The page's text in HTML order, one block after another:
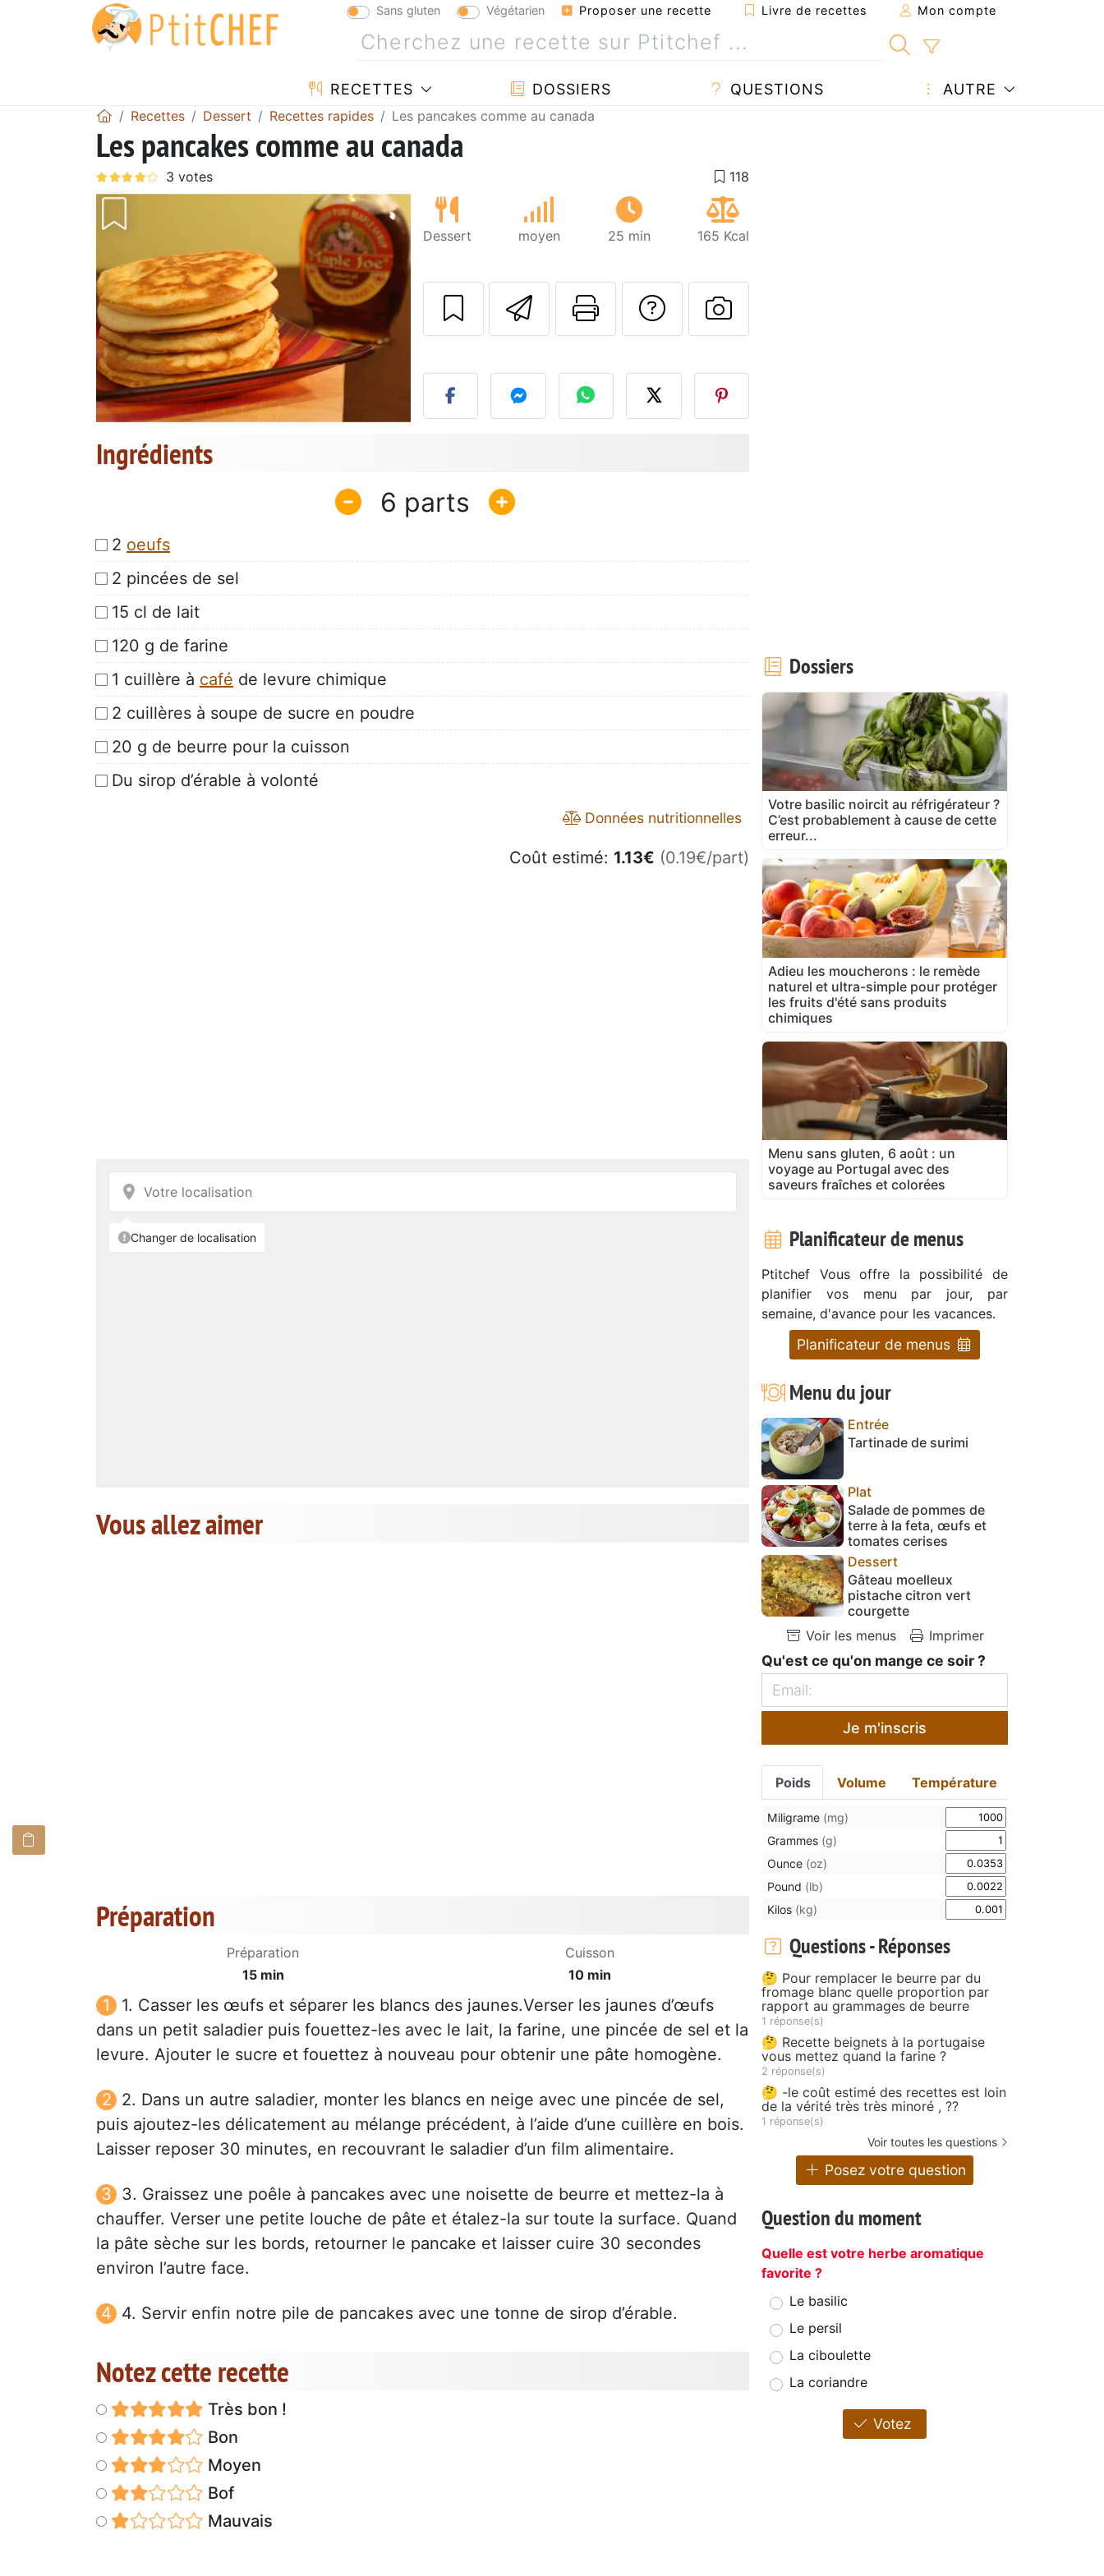
Sans gluten Végétarien Proposer une recette Livre de recettes Mon compte
RECETTES DOSSIERS QUESTIONS AUTRE
Recettes Dessert Recettes rapides Les pancakes comme au canada
Les pancakes comme au canada
Dessert moyen 25 min 165 Kcal
Envoyer cette recette à un ami
Imprimer cette page
Poser une question à l'auteur
Publier votre photo de cette
Ingrédients
6
2 oeufs
2 pincées de sel
15 cl de lait
120 g de farine
1 cuillère à café de levure chimique
2 cuillères à soupe de sucre en poudre
20 g de beurre pour la cuisson
Du sirop d’érable à volonté
Données nutritionnelles
Coût estimé: 1.13€ (0.19€/part)
Vous allez aimer
Préparation
Préparation
15 min
Cuisson
10 min
1. Casser les œufs et séparer les blancs des jaunes.Verser les jaunes d’œufs
dans un petit saladier puis fouettez-les avec le lait, la farine, une pincée de sel et la
levure. Ajouter le sucre et fouettez à nouveau pour obtenir une pâte homogène.
2. Dans un autre saladier, monter les blancs en neige avec une pincée de sel,
puis ajoutez-les délicatement au mélange précédent, à l’aide d’une cuillère en bois.
Laisser reposer 30 minutes, en recouvrant le saladier d’un film alimentaire.
3. Graissez une poêle à pancakes avec une noisette de beurre et mettez-la à
chauffer. Verser une petite louche de pâte et étalez-la sur toute la surface. Quand
la pâte sèche sur les bords, retourner le pancake et laisser cuire 30 secondes
environ l’autre face.
4. Servir enfin notre pile de pancakes avec une tonne de sirop d’érable.
Notez cette recette
Très bon !
Bon
Moyen
Bof
Mauvais
Dossiers
Votre basilic noircit au réfrigérateur ?
C’est probablement à cause de cette
erreur...
Adieu les moucherons : le remède
naturel et ultra-simple pour protéger
les fruits d'été sans produits
chimiques
Menu sans gluten, 6 août : un
voyage au Portugal avec des
saveurs fraîches et colorées
Planificateur de menus
Ptitchef Vous offre la possibilité de
planifier vos menu par jour, par
semaine, d'avance pour les vacances.
Planificateur de menus
Menu du jour
Entrée
Tartinade de surimi
Plat
Salade de pommes de
terre à la feta, œufs et
tomates cerises
Dessert
Gâteau moelleux
pistache citron vert
courgette
Voir les menus
Imprimer
Qu'est ce qu'on mange ce soir ?
Je m'inscris
Poids Volume Température
Miligrame (mg)
Grammes (g)
Ounce (oz)
Pound (lb)
Kilos (kg)
Questions - Réponses
🤔 Pour remplacer le beurre par du
fromage blanc quelle proportion par
rapport au grammages de beurre
1 réponse(s)
🤔 Recette beignets à la portugaise
vous mettez quand la farine ?
2 réponse(s)
🤔 -le coût estimé des recettes est loin
de la vérité très très minoré , ??
1 réponse(s)
Voir toutes les questions
Posez votre question
Question du moment
Quelle est votre herbe aromatique
favorite ?
Le basilic
Le persil
La ciboulette
La coriandre
Votez